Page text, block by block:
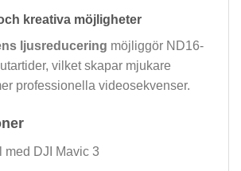
kreativa möjligheter
ljusreducering möjliggör ND16-
vilket skapar mjukare
professionella videosekvenser.
med DJI Mavic 3